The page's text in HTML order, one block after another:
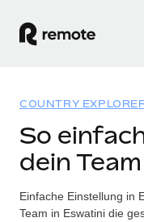
WELTWEITE
Globale
Einfache,
Lösungen
WELTWEITE
Ressourcen
COUNTRY
So
dein
Einfache Einstellung in
Team in Eswatini die